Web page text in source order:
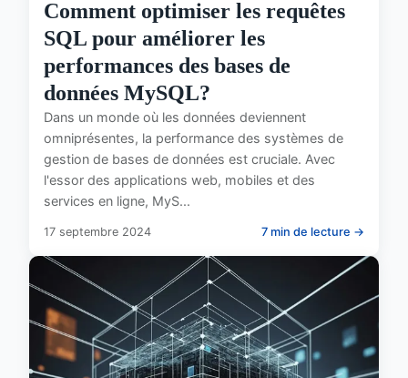
Comment optimiser les requêtes
SQL pour améliorer les
performances des bases de
données MySQL?
Dans un monde où les données deviennent
omniprésentes, la performance des systèmes de
gestion de bases de données est cruciale. Avec
l'essor des applications web, mobiles et des
services en ligne, MyS...
17 septembre 2024 7 min de lecture →